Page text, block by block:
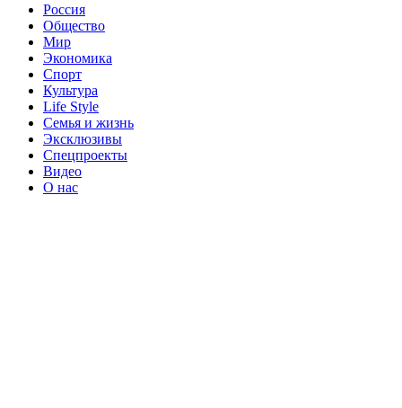
Россия
Общество
Мир
Экономика
Спорт
Культура
Life Style
Семья и жизнь
Эксклюзивы
Спецпроекты
Видео
О нас